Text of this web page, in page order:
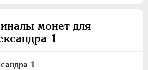
монет для
1
1
1894
1917-1918